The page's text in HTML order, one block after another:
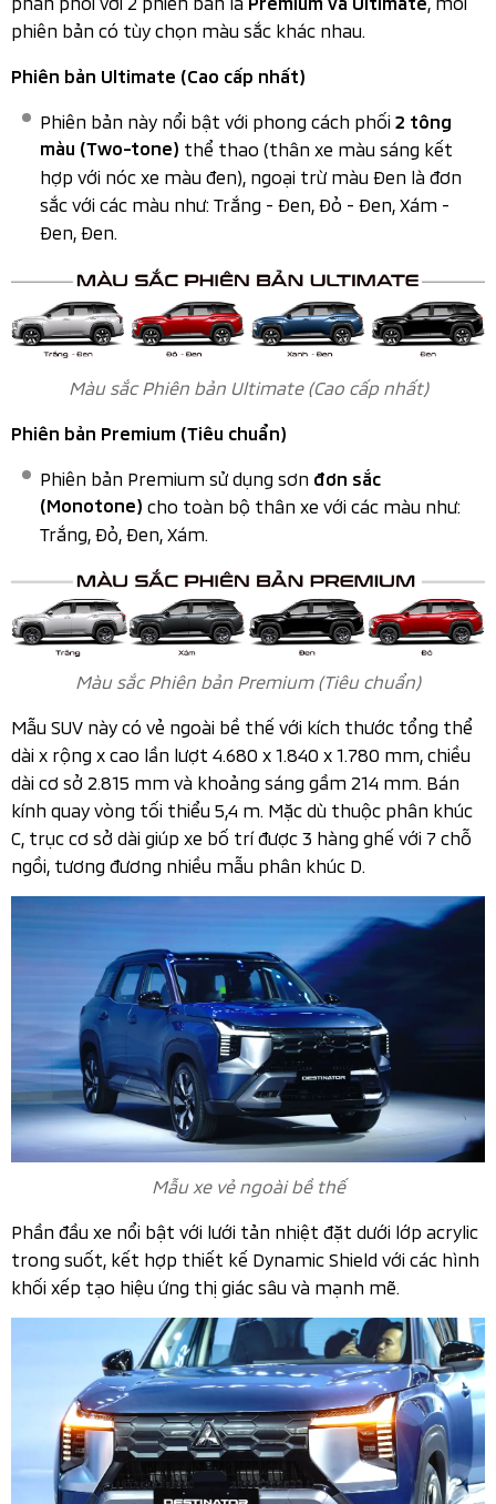
phiên bản có tùy chọn màu sắc khác nhau.
Phiên bản Ultimate (Cao cấp nhất)
Phiên bản này nổi bật với phong cách phối 2 tông
màu (Two-tone) thể thao (thân xe màu sáng kết
hợp với nóc xe màu đen), ngoại trừ màu Đen là đơn
sắc với các màu như: Trắng - Đen, Đỏ - Đen, Xám -
Đen, Đen.
Màu sắc Phiên bản Ultimate (Cao cấp nhất)
Phiên bản Premium (Tiêu chuẩn)
Phiên bản Premium sử dụng sơn đơn sắc
(Monotone) cho toàn bộ thân xe với các màu như:
Trắng, Đỏ, Đen, Xám.
Màu sắc Phiên bản Premium (Tiêu chuẩn)
Mẫu SUV này có vẻ ngoài bề thế với kích thước tổng thể
dài x rộng x cao lần lượt 4.680 x 1.840 x 1.780 mm, chiều
dài cơ sở 2.815 mm và khoảng sáng gầm 214 mm. Bán
kính quay vòng tối thiểu 5,4 m. Mặc dù thuộc phân khúc
C, trục cơ sở dài giúp xe bố trí được 3 hàng ghế với 7 chỗ
ngồi, tương đương nhiều mẫu phân khúc D.
Mẫu xe vẻ ngoài bề thế
Phần đầu xe nổi bật với lưới tản nhiệt đặt dưới lớp acrylic
trong suốt, kết hợp thiết kế Dynamic Shield với các hình
khối xếp tạo hiệu ứng thị giác sâu và mạnh mẽ.